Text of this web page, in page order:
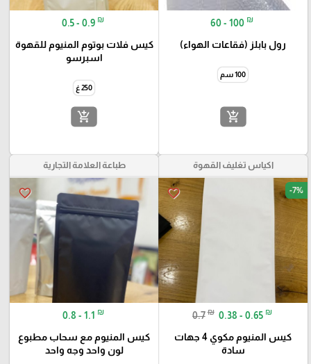
60 - 100 ₪
رول بابلز (فقاعات الهواء)
100 سم
add_shopping_cart
0.5 - 0.9 ₪
كيس فلات بوتوم المنيوم للقهوة
اسبرسو
250 غ
add_shopping_cart
اكياس تغليف القهوة
favorite_border -7%
0.7 ₪ 0.38 - 0.65 ₪
كيس المنيوم مكوي 4 جهات
سادة
طباعة العلامة التجارية
favorite_border
0.8 - 1.1 ₪
كيس المنيوم مع سحاب مطبوع
لون واحد وجه واحد